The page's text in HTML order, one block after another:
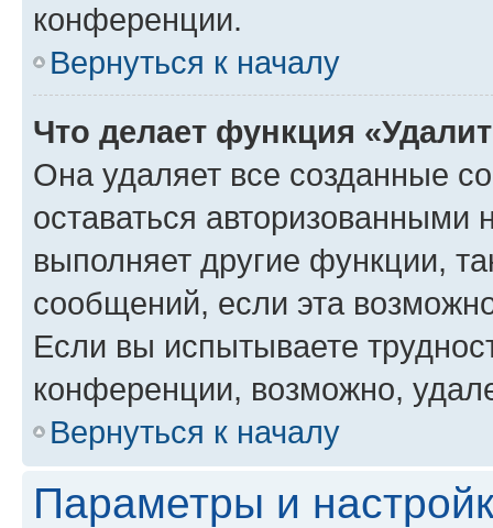
конференции.
Вернуться к началу
Что делает функция
Она удаляет все созданные
оставаться авторизованными
выполняет другие функции,
сообщений, если эта
Если вы испытываете
конференции, возможно,
Вернуться к началу
Параметры и